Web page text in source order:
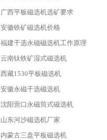
广西平板磁选机选矿要求
安徽铁矿磁选机价格
福建干选永磁磁选机工作原理
云南钛铁矿湿式磁选机
西藏1530平板磁选机
安徽永磁干选磁选机
沈阳营口永磁筒式磁选机
山东河沙磁选机厂家
内蒙古三盘平板磁选机